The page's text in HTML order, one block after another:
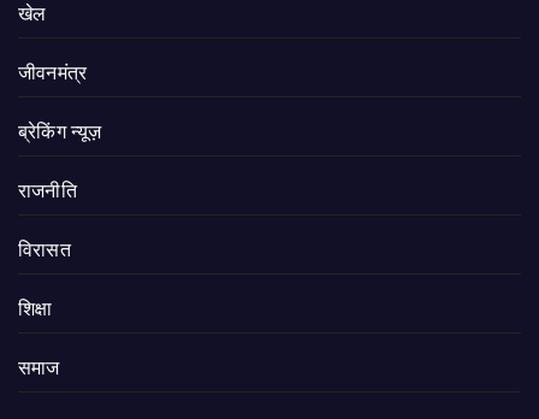
खेल
जीवनमंत्र
ब्रेकिंग न्यूज़
राजनीति
‍‍विरासत
शिक्षा
समाज